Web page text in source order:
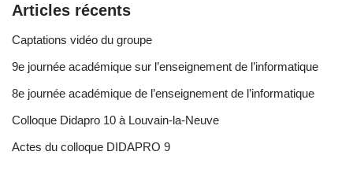
Articles récents
Captations vidéo du groupe
9e journée académique sur l’enseignement de l’informatique
8e journée académique de l’enseignement de l’informatique
Colloque Didapro 10 à Louvain-la-Neuve
Actes du colloque DIDAPRO 9